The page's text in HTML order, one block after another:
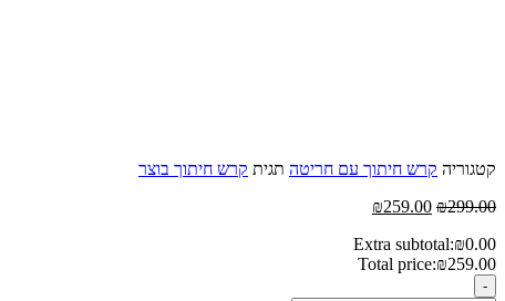
קטגוריה קרש חיתוך עם חריטה תגית קרש חיתוך בוצר
₪299.00
המחיר
היה:
₪299.00.
₪259.00
הוא:
₪259.00.
Extra subtotal:₪0.00
Total price:₪259.00
Quantity
-